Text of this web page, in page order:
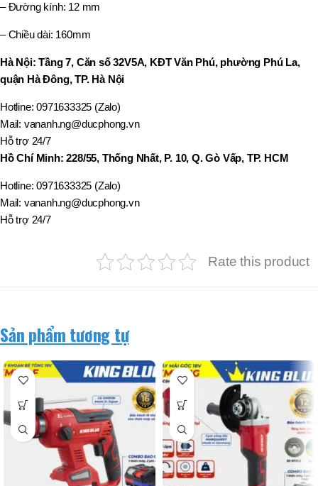
– Đường kính: 12 mm
– Chiều dài: 160mm
Hà Nội: Tầng 7, Căn số 32V5A, KĐT Văn Phú, phường Phú La,
quận Hà Đông, TP. Hà Nội
Hotline: 0971633325 (Zalo)
Mail: vananh.ng@ducphong.vn
Hỗ trợ 24/7
Hồ Chí Minh: 228/55, Thống Nhất, P. 10, Q. Gò Vấp, TP. HCM
Hotline: 0971633325 (Zalo)
Mail: vananh.ng@ducphong.vn
Hỗ trợ 24/7
Rate this product
Sản phẩm tương tự